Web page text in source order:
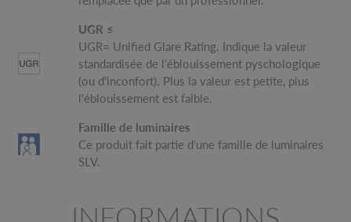
UGR ≤
UGR= Unified Glare Rating. Indique la valeur
standardisée de l'éblouissement pyschologique
(ou d'inconfort). Plus la valeur est petite, plus
l'éblouissement est faible.
Famille de luminaires
Ce produit fait partie d'une famille de luminaires
SLV.